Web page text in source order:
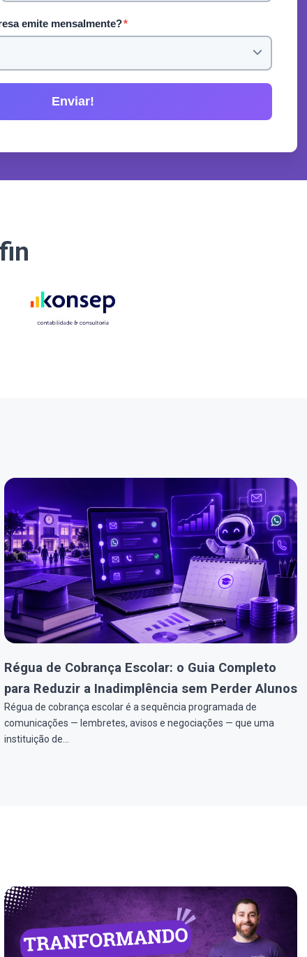
emite mensalmente?*
Régua de Cobrança Escolar: o Guia Completo
para Reduzir a Inadimplência sem Perder Alunos
Régua de cobrança escolar é a sequência programada de
comunicações — lembretes, avisos e negociações — que uma
instituição de…